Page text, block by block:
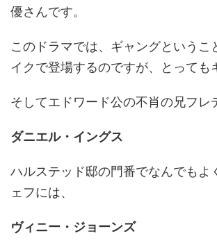
優さんです。
このドラマでは、ギャングというこ
イクで登場するのですが、とっても
そしてエドワード公の不肖の兄フレ
ダニエル・イングス
ハルステッド邸の門番でなんでもよ
ェフには、
ヴィニー・ジョーンズ